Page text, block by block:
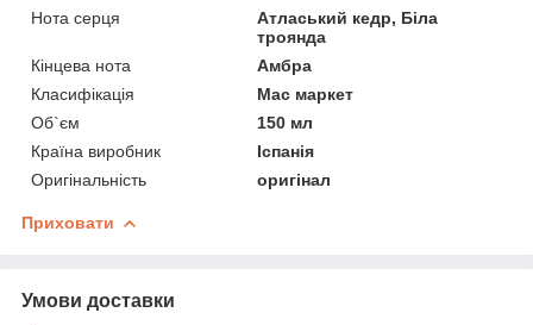
Нота серця
Атласький кедр, Біла
троянда
Кінцева нота
Амбра
Класифікація
Мас маркет
Об`єм
150 мл
Країна виробник
Іспанія
Оригінальність
оригінал
Приховати
Умови доставки